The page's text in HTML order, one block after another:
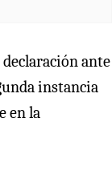
ante
instancia
en la